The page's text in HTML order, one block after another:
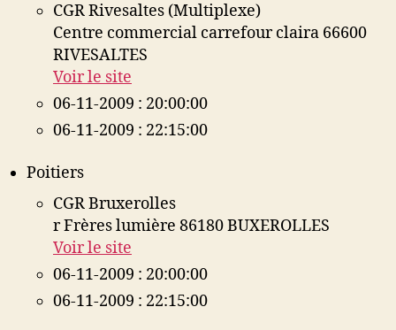
CGR Rivesaltes (Multiplexe)
Centre commercial carrefour claira 66600
RIVESALTES
Voir le site
06-11-2009 : 20:00:00
06-11-2009 : 22:15:00
Poitiers
CGR Bruxerolles
r Frères lumière 86180 BUXEROLLES
Voir le site
06-11-2009 : 20:00:00
06-11-2009 : 22:15:00